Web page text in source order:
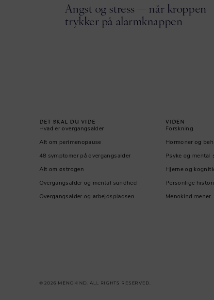
Angst og stress — når kroppen
trykker på alarmknappen
DET SKAL DU VIDE
Hvad er overgangsalder
Alt om perimenopause
48 symptomer på overgangsalder
Alt om østrogen
Overgangsalder og mental sundhed
Overgangsalder og arbejdspladsen
VIDEN
Forskning
Hormoner og
Psyke og mental
Hjerne og
Personlige
Menokind mener
© 2026 MENOKIND. ALL RIGHTS RESERVED.